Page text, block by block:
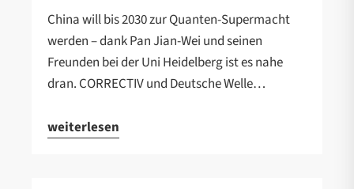
China will bis 2030 zur Quanten-Supermacht
werden – dank Pan Jian-Wei und seinen
Freunden bei der Uni Heidelberg ist es nahe
dran. CORRECTIV und Deutsche Welle…
weiterlesen